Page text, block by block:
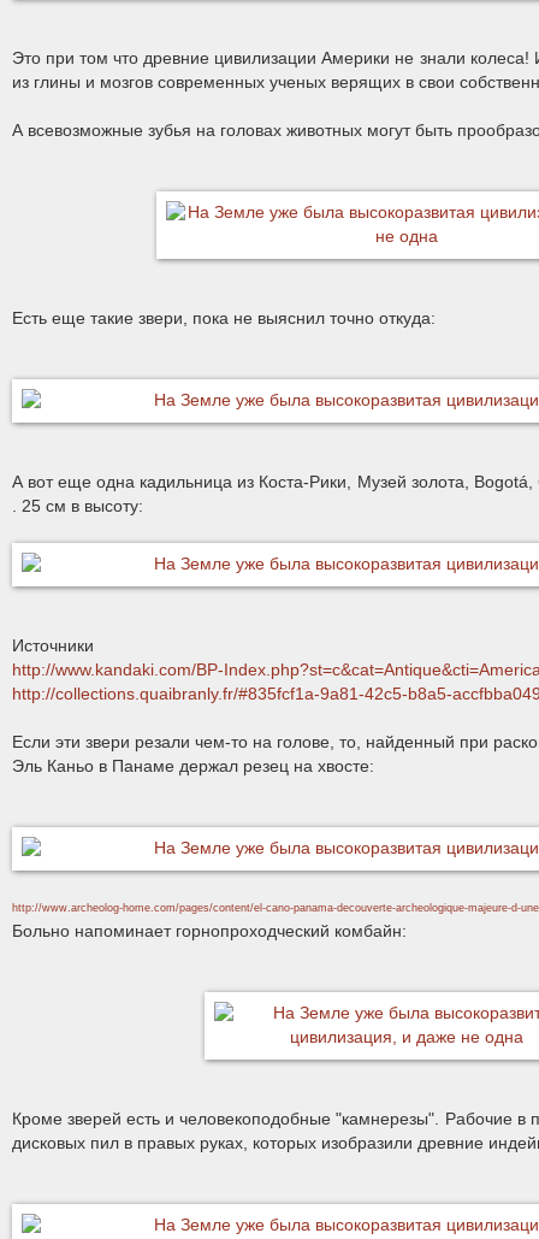
Это при том что древние цивилизации Америки не знали
из глины и мозгов современных ученых верящих в свои
А всевозможные зубья на головах животных могут быть
Есть еще такие звери, пока не выяснил точно откуда:
А вот еще одна кадильница из Коста-Рики, Музей золота, Bogotá,
. 25 см в высоту:
Источники
http://www.kandaki.com/BP-
http://collections.quaibranly.fr/#835fcf1a-9a81-42c5-b8a5-
Если эти звери резали чем-то на голове, то, найденный при
Эль Каньо в Панаме держал резец на хвосте:
http://www.archeolog-home.com/pages/content/el-cano-panama-decouverte-archeologique-majeure-d-
Больно напоминает горнопроходческий комбайн:
Кроме зверей есть и человекоподобные "камнерезы". Рабочие
дисковых пил в правых руках, которых изобразили древние